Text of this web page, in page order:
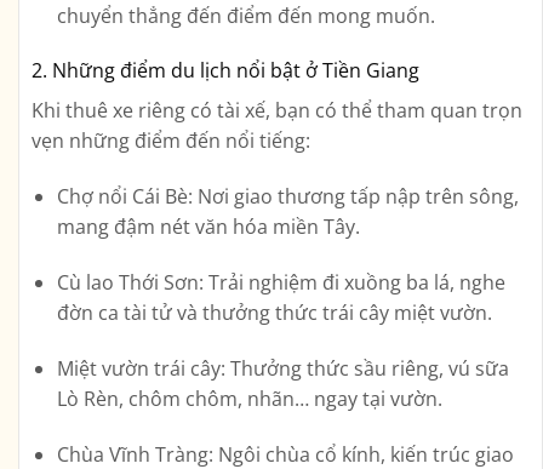
chuyển thẳng đến điểm đến mong muốn.
2. Những điểm du lịch nổi bật ở Tiền Giang
Khi thuê xe riêng có tài xế, bạn có thể tham quan trọn
vẹn những điểm đến nổi tiếng:
Chợ nổi Cái Bè: Nơi giao thương tấp nập trên sông,
mang đậm nét văn hóa miền Tây.
Cù lao Thới Sơn: Trải nghiệm đi xuồng ba lá, nghe
đờn ca tài tử và thưởng thức trái cây miệt vườn.
Miệt vườn trái cây: Thưởng thức sầu riêng, vú sữa
Lò Rèn, chôm chôm, nhãn… ngay tại vườn.
Chùa Vĩnh Tràng: Ngôi chùa cổ kính, kiến trúc giao